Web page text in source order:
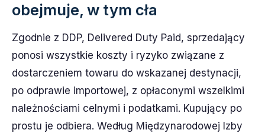
obejmuje, w tym cła
Zgodnie z DDP, Delivered Duty Paid, sprzedający
ponosi wszystkie koszty i ryzyko związane z
dostarczeniem towaru do wskazanej destynacji,
po odprawie importowej, z opłaconymi wszelkimi
należnościami celnymi i podatkami. Kupujący po
prostu je odbiera. Według Międzynarodowej Izby